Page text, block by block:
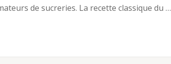
de sucreries. La recette classique du …